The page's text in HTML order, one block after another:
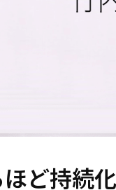
ほど持続